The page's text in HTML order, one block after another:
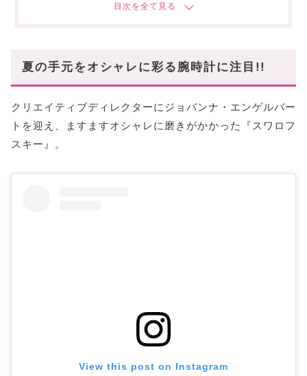
あなたにオススメの記事はこちら!
夏の手元をオシャレに彩る腕時計に注目!!
クリエイティブディレクターにジョバンナ・エンゲルバー
トを迎え、ますますオシャレに磨きがかかった『スワロフ
スキー』。
View this post on Instagram